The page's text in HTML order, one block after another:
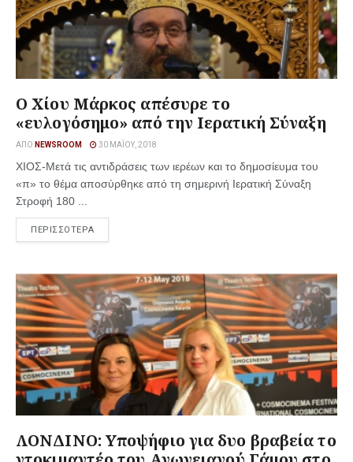
Ο Χίου Μάρκος απέσυρε το
«ευλογόσημο» από την Ιερατική Σύναξη
ΑΠΌ NEWSROOM 30 ΜΑΪ́ΟΥ, 2018
ΧΙΟΣ-Μετά τις αντιδράσεις των ιερέων και το δημοσίευμα του
«π» το θέμα αποσύρθηκε από τη σημερινή Ιερατική Σύναξη
Στροφή 180 ...
ΠΕΡΙΣΣΟΤΕΡΑ
ΛΟΝΔΙΝΟ: Υποψήφιο για δυο βραβεία το